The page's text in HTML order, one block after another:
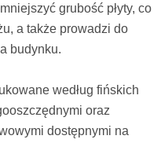
grubość płyty, co
a także prowadzi do
budynku.
według fińskich
oraz
dostępnymi na